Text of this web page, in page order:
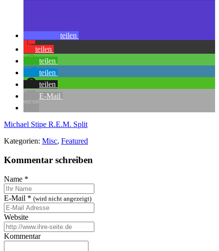
teilen
teilen
teilen
teilen
teilen
E-Mail
Michael Stipe R.E.M. Split
Kategorien: Misc, Featured
Kommentar schreiben
Name *
E-Mail * (wird nicht angezeigt)
Website
Kommentar